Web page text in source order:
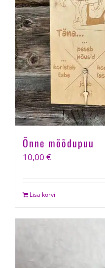
Õnne mõõdupuu
10,00 €
Lisa korvi